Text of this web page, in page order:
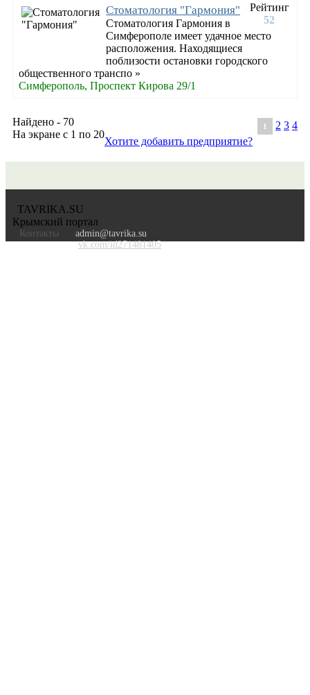
Рейтинг
52
Стоматология "Гармония"
Стоматология Гармония в
Симферополе имеет удачное место
расположения. Находящиеся
поблизости остановки городского
общественного транспо »
Симферополь, Проспект Кирова 29/1
Найдено - 70
На экране с 1 по 20
1 2 3 4
Хотите добавить предприятие?
TAVRIKA.SU
Крымский портал
Контакты
admin@tavrika.su
vk.com/id271481405